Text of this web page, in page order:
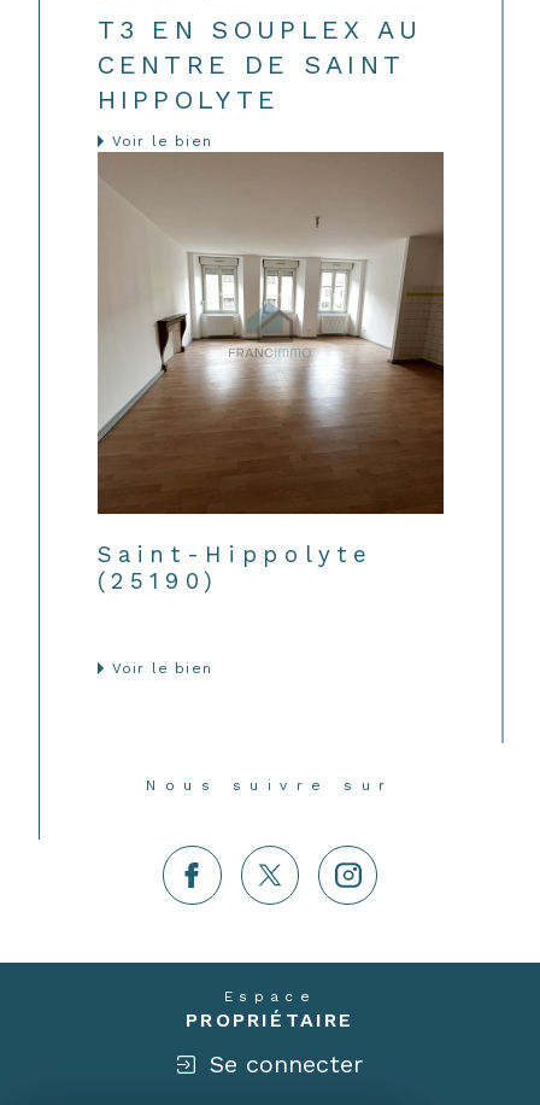
T3 EN SOUPLEX AU
CENTRE DE SAINT
HIPPOLYTE
Voir le bien
Saint-Hippolyte
(25190)
Voir le bien
Nous suivre sur
Espace
PROPRIÉTAIRE
Se connecter